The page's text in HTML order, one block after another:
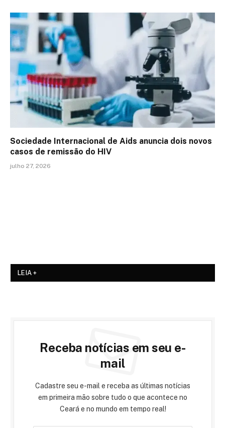
Sociedade Internacional de Aids anuncia dois novos
casos de remissão do HIV
julho 27, 2026
LEIA +
Receba notícias em seu e-
mail
Cadastre seu e-mail e receba as últimas notícias
em primeira mão sobre tudo o que acontece no
Ceará e no mundo em tempo real!